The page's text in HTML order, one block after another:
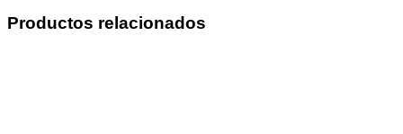
Productos relacionados